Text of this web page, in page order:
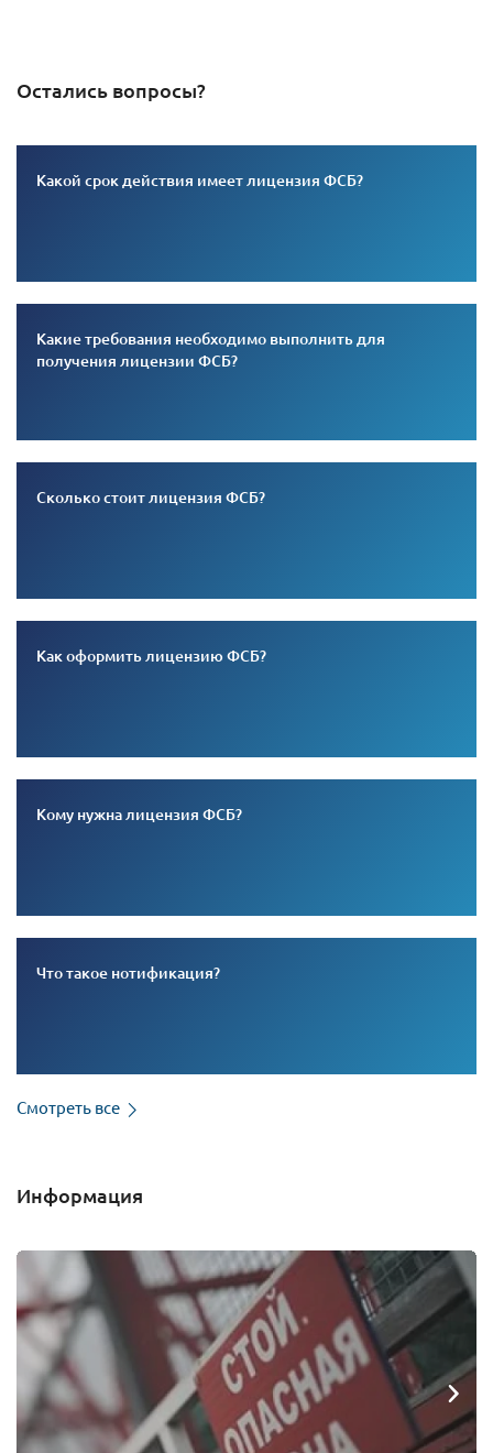
Остались вопросы?
Какой срок действия имеет лицензия ФСБ?
Какие требования необходимо выполнить для
получения лицензии ФСБ?
Сколько стоит лицензия ФСБ?
Как оформить лицензию ФСБ?
Кому нужна лицензия ФСБ?
Что такое нотификация?
Смотреть все
Информация